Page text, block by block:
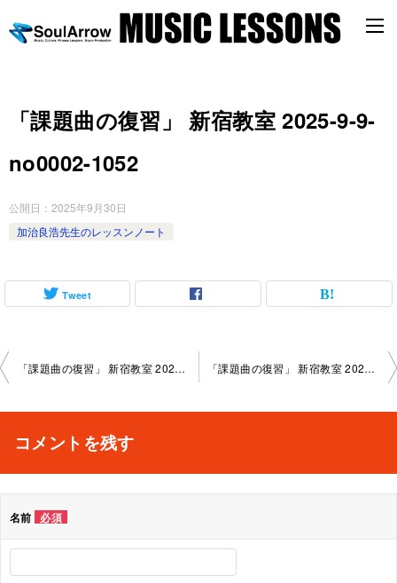
「課題曲の復習」 新宿教室 2025-9-9-
no0002-1052
公開日： 2025年9月30日
加治良浩先生のレッスンノート
Tweet
投
ビ
シ
「課題曲の復習」 新宿教室 2025-9-9-no0002-1004 「課題曲の復習」 新宿教室 2025-9-16-no0002-1052
コメントを残す
名前 必須